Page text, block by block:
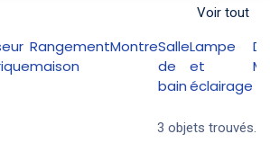
Voir tout
Rangement
maison
MontreSalle
de
bain
Lampe
et
éclairage
3 objets trouvés.